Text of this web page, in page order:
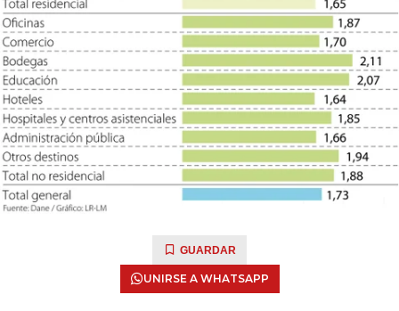
GUARDAR
UNIRSE A WHATSAPP